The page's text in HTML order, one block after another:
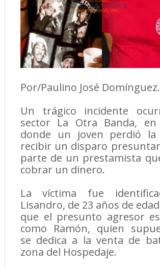
Por/Paulino José Domínguez.
Un trágico incidente
sector La Otra Banda, en
donde un joven perdió
recibir un disparo
parte de un prestamista
cobrar un dinero.
La víctima fue
Lisandro, de 23 años de
que el presunto agresor
como Ramón, quien
se dedica a la venta de
zona del Hospedaje.